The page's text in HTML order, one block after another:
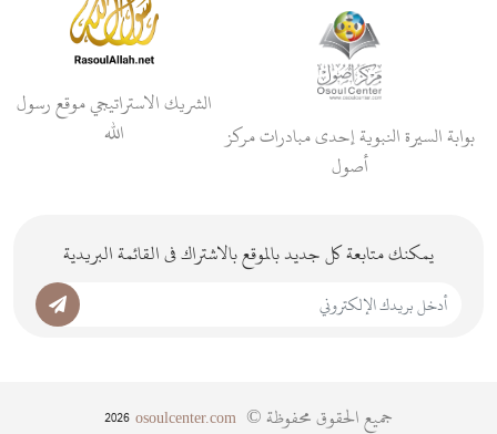
بوابة السيرة النبوية إحدى مبادرات مركز
أصول
الشريك الاستراتيجي موقع رسول
الله
يمكنك متابعة كل جديد بالموقع بالاشتراك فى القائمة البريدية
جميع الحقوق محفوظة © osoulcenter.com
2026